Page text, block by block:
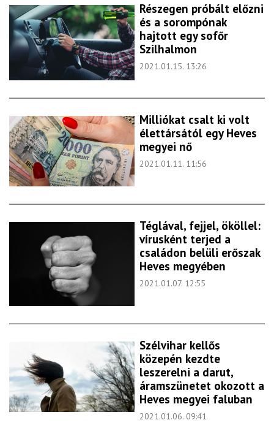
Részegen próbált előzni
és a sorompónak
hajtott egy sofőr
Szilhalmon
2021.01.15. 13:26
Milliókat csalt ki volt
élettársától egy Heves
megyei nő
2021.01.11. 11:56
Téglával, fejjel, ököllel:
vírusként terjed a
családon belüli erőszak
Heves megyében
2021.01.07. 12:55
Szélvihar kellős
közepén kezdte
leszerelni a darut,
áramszünetet okozott a
Heves megyei faluban
2021.01.06. 09:41